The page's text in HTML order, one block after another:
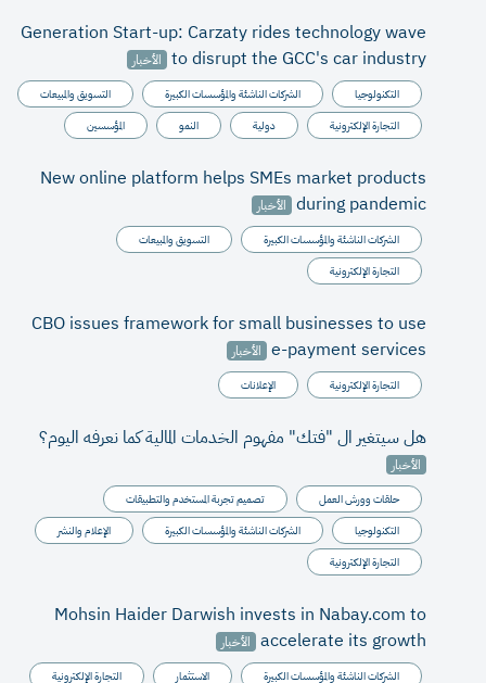
Generation Start-up: Carzaty rides technology wave
to disrupt the GCC's car industry الأخبار
التكنولوجيا الشركات الناشئة والمؤسسات الكبيرة
التسويق والمبيعات
التجارة الإلكترونية
دولية النمو المؤسسين
New online platform helps SMEs market products
during pandemic الأخبار
الشركات الناشئة والمؤسسات الكبيرة
التسويق والمبيعات
التجارة الإلكترونية
CBO issues framework for small businesses to use
e-payment services الأخبار
التجارة الإلكترونية الإعلانات
هل سيتغير ال "فتك" مفهوم الخدمات المالية كما نعرفه اليوم؟
الأخبار
حلقات وورش العمل
تصميم تجربة المستخدم والتطبيقات
التكنولوجيا
الشركات الناشئة والمؤسسات الكبيرة
الإعلام والنشر
التجارة الإلكترونية
Mohsin Haider Darwish invests in Nabay.com to
accelerate its growth الأخبار
الشركات الناشئة والمؤسسات الكبيرة الاستثمار التجارة الإلكترونية